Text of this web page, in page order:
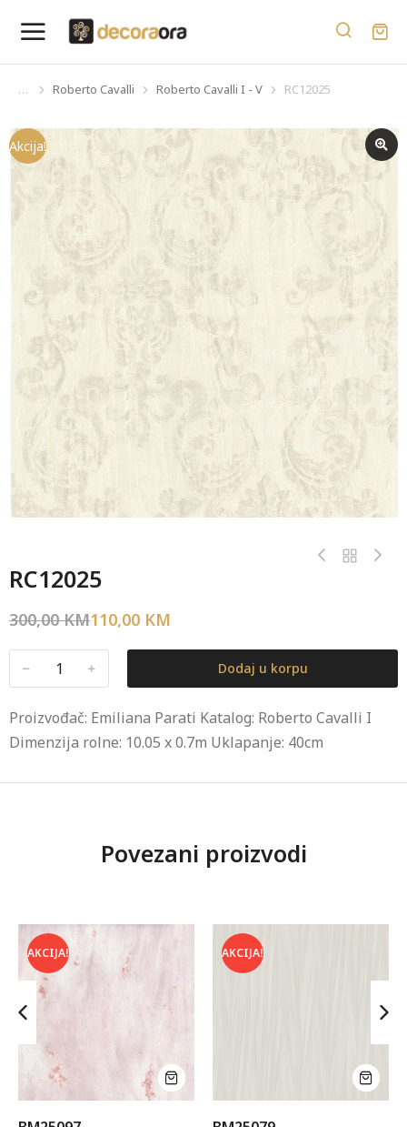
You are here:
Roberto Cavalli Roberto Cavalli I - V RC12025
Akcija!
RC12025
300,00KM110,00 KM
﹣ ﹢ Dodaj u korpu
Proizvođač: Emiliana Parati Katalog: Roberto Cavalli I
Dimenzija rolne: 10.05 x 0.7m Uklapanje: 40cm
Povezani proizvodi
AKCIJA! AKCIJA!